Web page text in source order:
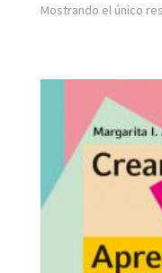
Mostrando el único